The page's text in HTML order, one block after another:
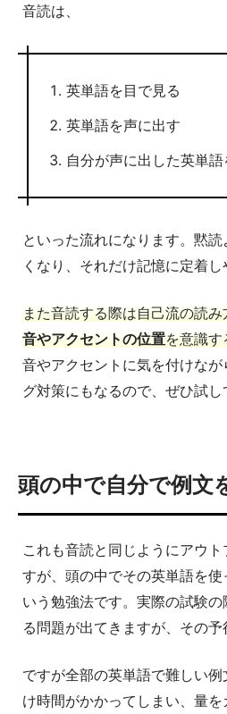
音読は、
英単語を目で見る
英単語を声に出す
自分が声に出した英単語
といった流れになります。黙
くなり、それだけ記憶に定着し
また音読する際は自己流の読み
音やアクセントの位置を意識す
音やアクセントに気を付けな
グ対策にもなるので、ぜひ試し
頭の中で自分で例文
これも音読と同じようにアウ
すが、頭の中でその英単語を
いう勉強法です。実際の試験の
る問題が出てきますが、その予
ですが全部の英単語で難しい
け時間がかかってしまい、量